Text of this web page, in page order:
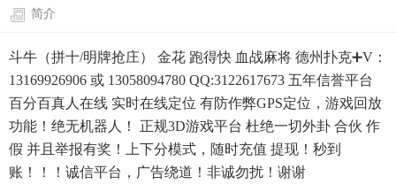
简介
斗牛（拼十/明牌抢庄） 金花 跑得快 血战麻将 德州扑克➕V：
13169926906 或 13058094780 QQ:3122617673 五年信誉平台
百分百真人在线 实时在线定位 有防作弊GPS定位，游戏回放
功能！绝无机器人！ 正规3D游戏平台 杜绝一切外卦 合伙 作
假 并且举报有奖！上下分模式，随时充值 提现！秒到
账！！！诚信平台，广告绕道！非诚勿扰！谢谢